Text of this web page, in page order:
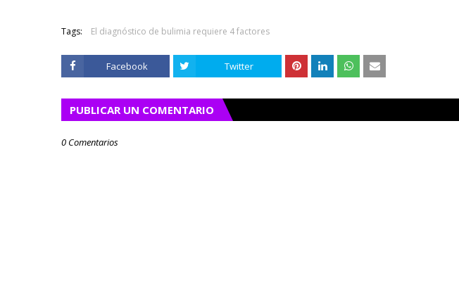
Tags: El diagnóstico de bulimia requiere 4 factores
Facebook Twitter
PUBLICAR UN COMENTARIO
0 Comentarios